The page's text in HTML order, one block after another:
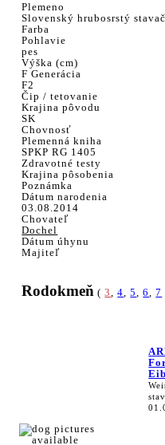
Plemeno
Slovenský hrubosrstý stavač
Farba
Pohlavie
pes
Výška (cm)
F Generácia
F2
Čip / tetovanie
Krajina pôvodu
SK
Chovnosť
Plemenná kniha
SPKP RG 1405
Zdravotné testy
Krajina pôsobenia
Poznámka
Dátum narodenia
03.08.2014
Chovateľ
Dochel
Dátum úhynu
Majiteľ
Rodokmeň (3,4,5,6,7